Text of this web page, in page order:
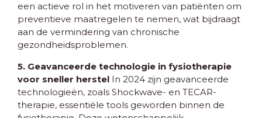
een actieve rol in het motiveren van patiënten om
preventieve maatregelen te nemen, wat bijdraagt
aan de vermindering van chronische
gezondheidsproblemen.
5. Geavanceerde technologie in fysiotherapie
voor sneller herstel In 2024 zijn geavanceerde
technologieën, zoals Shockwave- en TECAR-
therapie, essentiële tools geworden binnen de